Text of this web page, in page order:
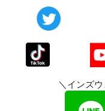
＼インズ